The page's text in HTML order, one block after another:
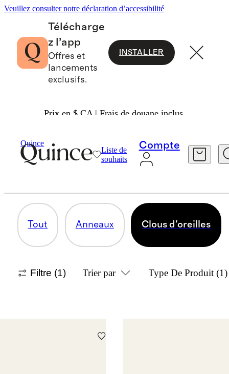
Veuillez consulter notre déclaration d’accessibilité
Télécharge
z l’app
Offres et
lancements
exclusifs.
INSTALLER
Prix en $ CA | Frais de douane inclus.
Quince
Liste de
souhaits
Compte
Femmes Boucles D'oreilles
CLOUS D'OREILLES
Tout Anneaux Clous d'oreilles
Filtre (1) Trier par Type De Produit (1)